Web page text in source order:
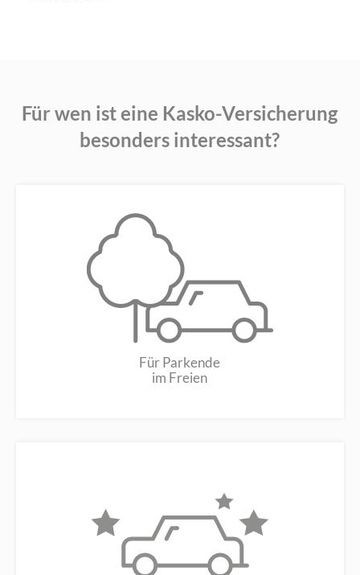
Für wen ist eine Kasko-Versicherung
besonders interessant?
Für Parkende
im Freien